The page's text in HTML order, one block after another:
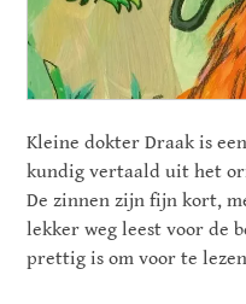
Kleine dokter Draak is
kundig vertaald uit het
De zinnen zijn fijn kort,
lekker weg leest voor de
prettig is om voor te